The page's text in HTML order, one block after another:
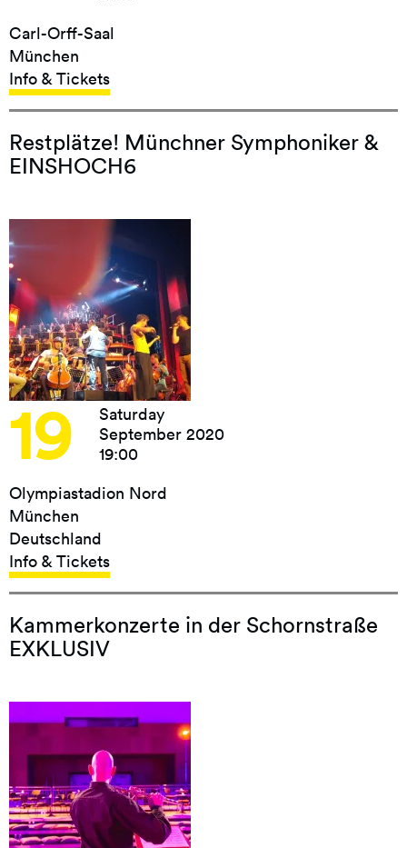
Carl-Orff-Saal
München
Info & Tickets
Restplätze! Münchner Symphoniker &
EINSHOCH6
19
Saturday
September 2020
19:00
Olympiastadion Nord
München
Deutschland
Info & Tickets
Kammerkonzerte in der Schornstraße
EXKLUSIV